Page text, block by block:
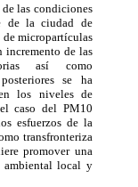
de las condiciones
de la ciudad de
micropartículas
incremento de las
así como
se ha
los niveles de
caso del PM10
esfuerzos de la
transfronteriza
promover una
local y